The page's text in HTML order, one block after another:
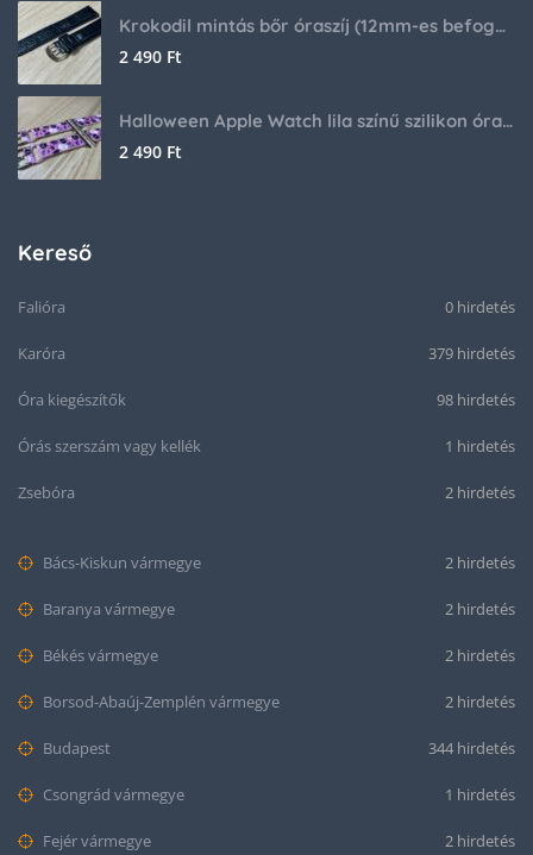
Krokodil mintás bőr óraszíj (12mm-es befogóval rendelkező órához)
2 490 Ft
Halloween Apple Watch lila színű szilikon óraszíj
2 490 Ft
Kereső
Falióra 0 hirdetés
Karóra 379 hirdetés
Óra kiegészítők 98 hirdetés
Órás szerszám vagy kellék 1 hirdetés
Zsebóra 2 hirdetés
Bács-Kiskun vármegye 2 hirdetés
Baranya vármegye 2 hirdetés
Békés vármegye 2 hirdetés
Borsod-Abaúj-Zemplén vármegye 2 hirdetés
Budapest 344 hirdetés
Csongrád vármegye 1 hirdetés
Fejér vármegye 2 hirdetés